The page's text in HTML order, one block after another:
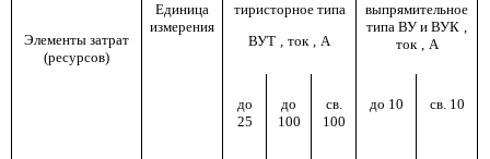
Элементы затрат
(ресурсов)
Единица
измерения
тиристорное типа
ВУТ , ток , А
выпрямительное
типа ВУ и ВУК ,
ток , А
до
25
до
100
св.
100
до 10 св. 10